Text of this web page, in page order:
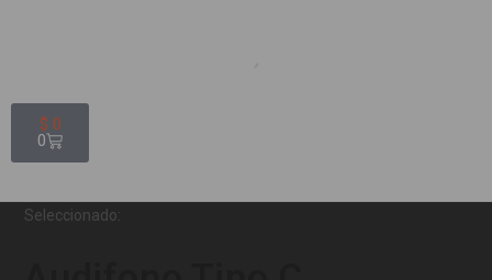
$ 0
0
Seleccionado: